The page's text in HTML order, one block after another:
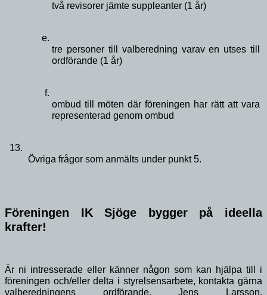
två revisorer jämte suppleanter (1 år)
tre personer till valberedning varav en utses till
ordförande (1 år)
ombud till möten där föreningen har rätt att vara
representerad genom ombud
Övriga frågor som anmälts under punkt 5.
Föreningen IK Sjöge bygger på ideella
krafter!
Är ni intresserade eller känner någon som kan hjälpa till i
föreningen och/eller delta i styrelsensarbete, kontakta gärna